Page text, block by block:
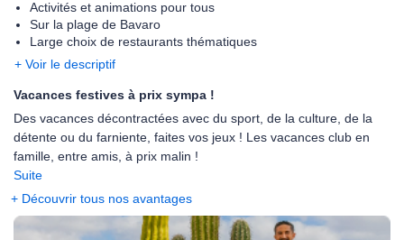
Activités et animations pour tous
Sur la plage de Bavaro
Large choix de restaurants thématiques
+ Voir le descriptif
Vacances festives à prix sympa !
Des vacances décontractées avec du sport, de la culture, de la
détente ou du farniente, faites vos jeux ! Les vacances club en
famille, entre amis, à prix malin !
Suite
+ Découvrir tous nos avantages